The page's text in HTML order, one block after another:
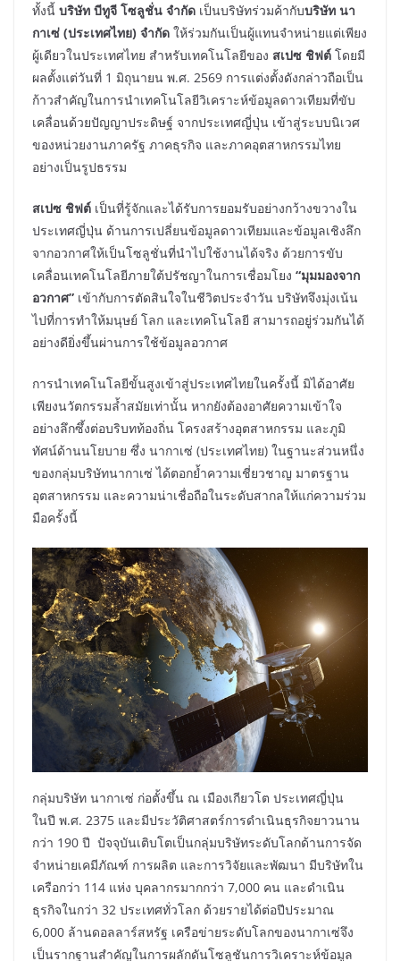
ทั้งนี้ บริษัท บีทูจี โซลูชั่น จำกัด เป็นบริษัทร่วมค้ากับบริษัท นา
กาเซ่ (ประเทศไทย) จำกัด ให้ร่วมกันเป็นผู้แทนจำหน่ายแต่เพียง
ผู้เดียวในประเทศไทย สำหรับเทคโนโลยีของ สเปซ ชิฟต์ โดยมี
ผลตั้งแต่วันที่ 1 มิถุนายน พ.ศ. 2569 การแต่งตั้งดังกล่าวถือเป็น
ก้าวสำคัญในการนำเทคโนโลยีวิเคราะห์ข้อมูลดาวเทียมที่ขับ
เคลื่อนด้วยปัญญาประดิษฐ์ จากประเทศญี่ปุ่น เข้าสู่ระบบนิเวศ
ของหน่วยงานภาครัฐ ภาคธุรกิจ และภาคอุตสาหกรรมไทย
อย่างเป็นรูปธรรม
สเปซ ชิฟต์ เป็นที่รู้จักและได้รับการยอมรับอย่างกว้างขวางใน
ประเทศญี่ปุ่น ด้านการเปลี่ยนข้อมูลดาวเทียมและข้อมูลเชิงลึก
จากอวกาศให้เป็นโซลูชั่นที่นำไปใช้งานได้จริง ด้วยการขับ
เคลื่อนเทคโนโลยีภายใต้ปรัชญาในการเชื่อมโยง “มุมมองจาก
อวกาศ” เข้ากับการตัดสินใจในชีวิตประจำวัน บริษัทจึงมุ่งเน้น
ไปที่การทำให้มนุษย์ โลก และเทคโนโลยี สามารถอยู่ร่วมกันได้
อย่างดียิ่งขึ้นผ่านการใช้ข้อมูลอวกาศ
การนำเทคโนโลยีขั้นสูงเข้าสู่ประเทศไทยในครั้งนี้ มิได้อาศัย
เพียงนวัตกรรมล้ำสมัยเท่านั้น หากยังต้องอาศัยความเข้าใจ
อย่างลึกซึ้งต่อบริบทท้องถิ่น โครงสร้างอุตสาหกรรม และภูมิ
ทัศน์ด้านนโยบาย ซึ่ง นากาเซ่ (ประเทศไทย) ในฐานะส่วนหนึ่ง
ของกลุ่มบริษัทนากาเซ่ ได้ตอกย้ำความเชี่ยวชาญ มาตรฐาน
อุตสาหกรรม และความน่าเชื่อถือในระดับสากลให้แก่ความร่วม
มือครั้งนี้
กลุ่มบริษัท นากาเซ่ ก่อตั้งขึ้น ณ เมืองเกียวโต ประเทศญี่ปุ่น
ในปี พ.ศ. 2375 และมีประวัติศาสตร์การดำเนินธุรกิจยาวนาน
กว่า 190 ปี ปัจจุบันเติบโตเป็นกลุ่มบริษัทระดับโลกด้านการจัด
จำหน่ายเคมีภัณฑ์ การผลิต และการวิจัยและพัฒนา มีบริษัทใน
เครือกว่า 114 แห่ง บุคลากรมากกว่า 7,000 คน และดำเนิน
ธุรกิจในกว่า 32 ประเทศทั่วโลก ด้วยรายได้ต่อปีประมาณ
6,000 ล้านดอลลาร์สหรัฐ เครือข่ายระดับโลกของนากาเซ่จึง
เป็นรากฐานสำคัญในการผลักดันโซลูชันการวิเคราะห์ข้อมูล